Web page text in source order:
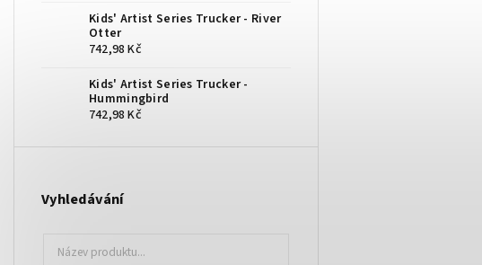
Kids' Artist Series Trucker - River
Otter
742,98 Kč
Kids' Artist Series Trucker -
Hummingbird
742,98 Kč
Vyhledávání